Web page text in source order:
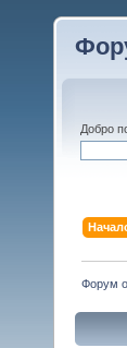
Добро
Форум о